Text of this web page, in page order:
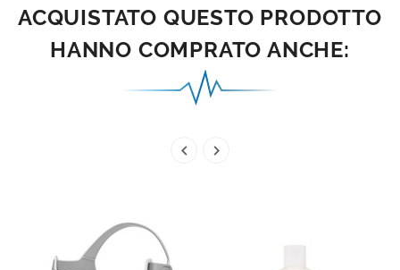
ACQUISTATO QUESTO PRODOTTO
HANNO COMPRATO ANCHE:
 